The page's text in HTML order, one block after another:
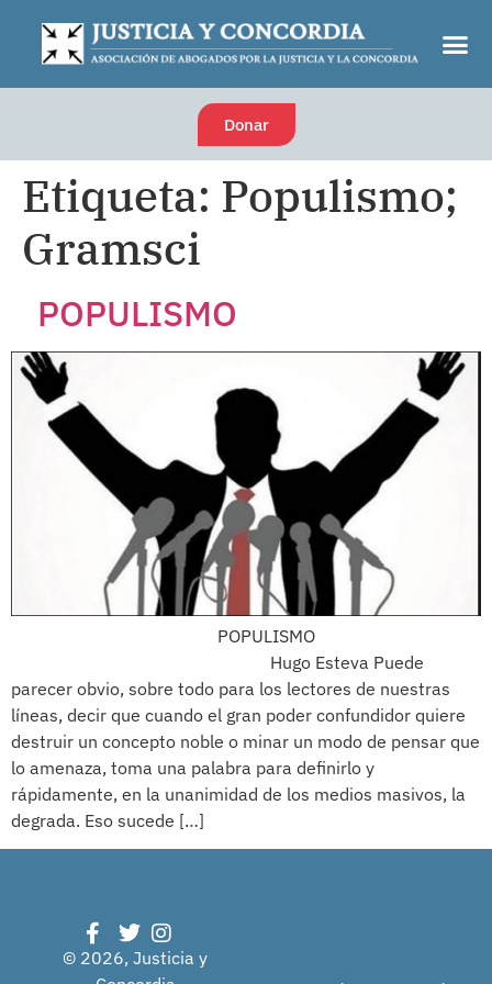
Donar
Etiqueta: Populismo;
Gramsci
POPULISMO
POPULISMO
Hugo Esteva Puede
parecer obvio, sobre todo para los lectores de nuestras
líneas, decir que cuando el gran poder confundidor quiere
destruir un concepto noble o minar un modo de pensar que
lo amenaza, toma una palabra para definirlo y
rápidamente, en la unanimidad de los medios masivos, la
degrada. Eso sucede […]
© 2026, Justicia y